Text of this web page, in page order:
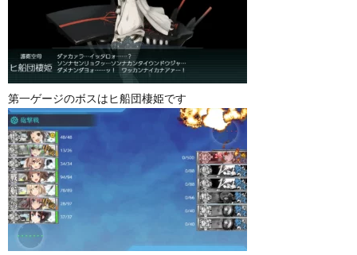
第一ゲージのボスはヒ船団棲姫です